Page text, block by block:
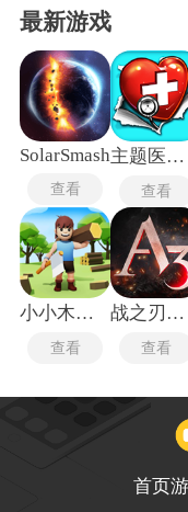
最新游戏
SolarSmash
查看
主题医院单机版
查看
小小木材商
查看
战之刃幸存者
查看
首页